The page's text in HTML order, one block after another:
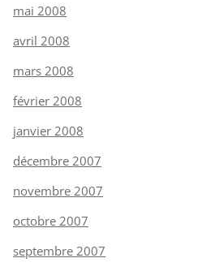
mai 2008
avril 2008
mars 2008
février 2008
janvier 2008
décembre 2007
novembre 2007
octobre 2007
septembre 2007